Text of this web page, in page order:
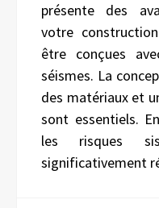
présente des
votre
être conçues
séismes. La
des matériaux et
sont essentiels.
les risques
significativement